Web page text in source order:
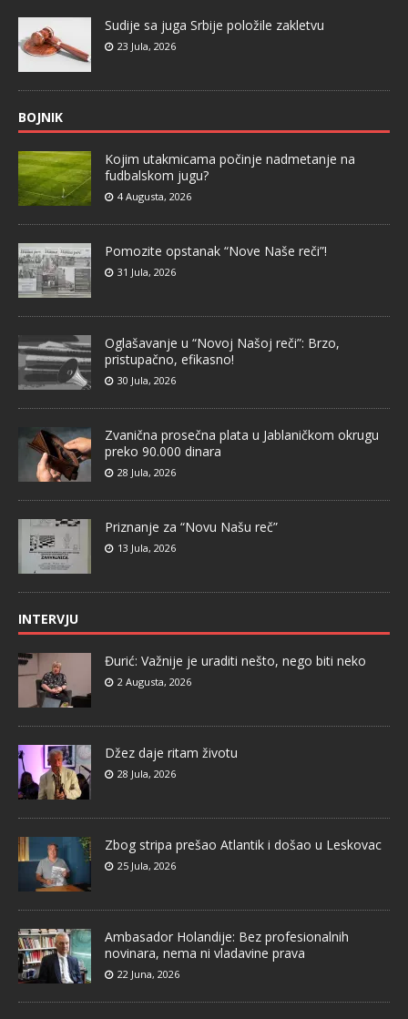
Sudije sa juga Srbije položile zakletvu
23 Jula, 2026
BOJNIK
Kojim utakmicama počinje nadmetanje na
fudbalskom jugu?
4 Augusta, 2026
Pomozite opstanak “Nove Naše reči”!
31 Jula, 2026
Oglašavanje u “Novoj Našoj reči”: Brzo,
pristupačno, efikasno!
30 Jula, 2026
Zvanična prosečna plata u Jablaničkom okrugu
preko 90.000 dinara
28 Jula, 2026
Priznanje za “Novu Našu reč”
13 Jula, 2026
INTERVJU
Đurić: Važnije je uraditi nešto, nego biti neko
2 Augusta, 2026
Džez daje ritam životu
28 Jula, 2026
Zbog stripa prešao Atlantik i došao u Leskovac
25 Jula, 2026
Ambasador Holandije: Bez profesionalnih
novinara, nema ni vladavine prava
22 Juna, 2026